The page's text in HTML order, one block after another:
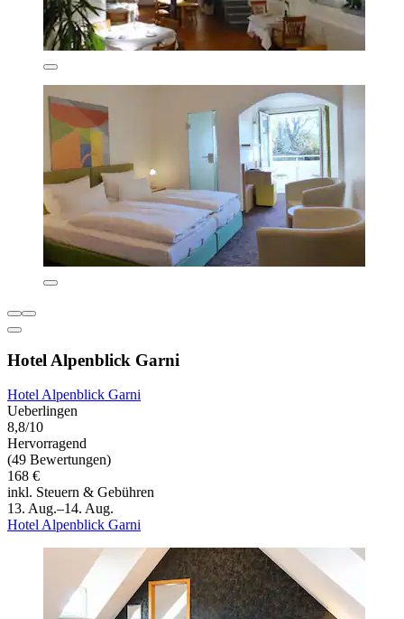
Hotel Alpenblick Garni
Hotel Alpenblick Garni
Ueberlingen
8,8/10
Hervorragend
(49 Bewertungen)
168 €
inkl. Steuern & Gebühren
13. Aug.–14. Aug.
Hotel Alpenblick Garni